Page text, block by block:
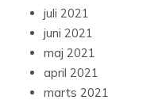
juli 2021
juni 2021
maj 2021
april 2021
marts 2021